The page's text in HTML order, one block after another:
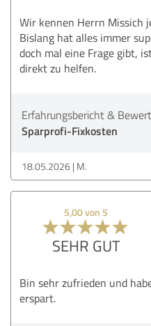
Wir kennen Herrn Missich
Bislang hat alles immer
doch mal eine Frage gibt,
direkt zu helfen.
Erfahrungsbericht &
Sparprofi-Fixkosten
18.05.2026 M.
5,00 von 5
SEHR GUT
Bin sehr zufrieden und
erspart.